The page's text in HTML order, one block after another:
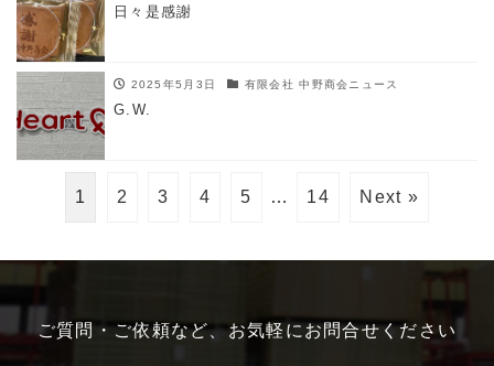
日々是感謝
2025年5月3日 有限会社 中野商会ニュース
G.W.
1 2 3 4 5 … 14 Next »
ご質問・ご依頼など、お気軽にお問合せください